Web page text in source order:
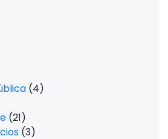
(4)
(21)
(3)